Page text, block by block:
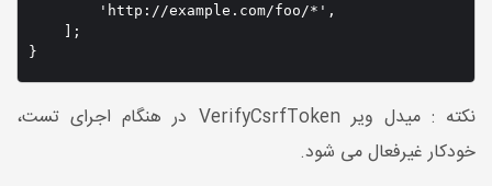
'http://example.com/foo/*',
];
}
نکته : میدل ویر VerifyCsrfToken در هنگام اجرای تست،
خودکار غیرفعال می شود.